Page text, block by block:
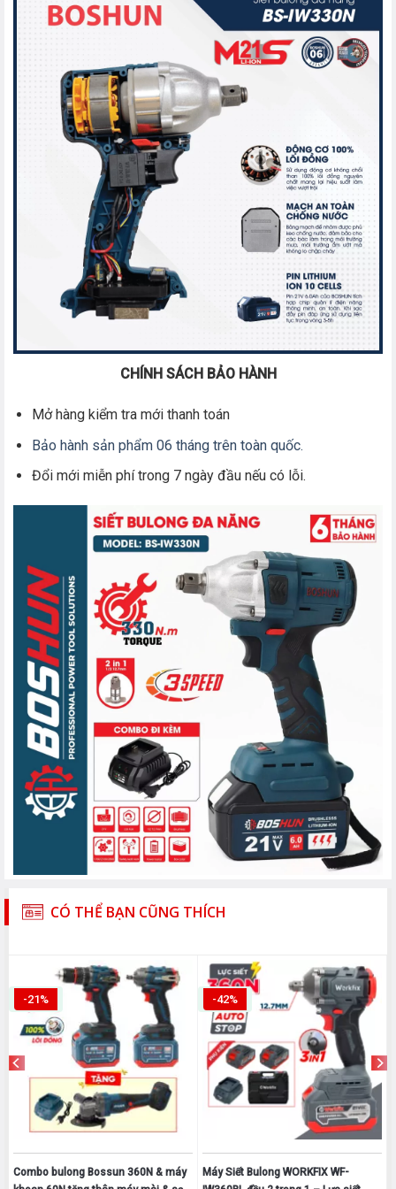
CHÍNH SÁCH BẢO HÀNH
Mở hàng kiểm tra mới thanh toán
Bảo hành sản phẩm 06 tháng trên toàn quốc.
Đổi mới miễn phí trong 7 ngày đầu nếu có lỗi.
CÓ THỂ BẠN CŨNG THÍCH
-21%
Combo bulong Bossun 360N & máy
-42%
Máy Siết Bulong WORKFIX WF-